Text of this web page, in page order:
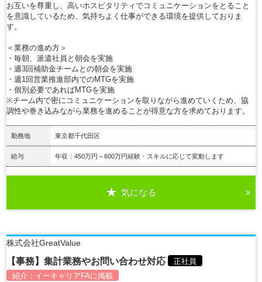
お互いを尊重し、高いホスピタリティでコミュニケーションをとること
を意識しているため、気持ちよく仕事ができる環境を提供しておりま
す。
＜業務の進め方＞
・毎朝、派遣社員と朝会を実施
・週3回補助金チームとの朝会を実施
・週1回営業推進部内でのMTGを実施
・個別必要であればMTGを実施
※チーム内で密にコミュニケーションを取りながら進めていくため、協
調性や巻き込みながら業務を進めることが得意な方を求めております。
勤務地 東京都千代田区
給与 年収：450万円～600万円経験・スキルに応じて変動します
気になる
株式会社GreatValue
【事務】集計業務やお問い合わせ対応
正社員
紹介： イーキャリアFAに掲載